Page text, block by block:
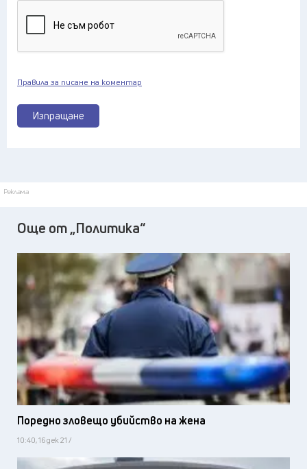
Изпращане
Правила за писане на коментар
Реклама
Още от „Политика“
Поредно зловещо убийство на жена
10:40, 16 дек 21 /